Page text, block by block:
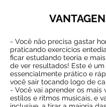
- Você não precisa gastar
praticando exercícios
ficar estudando teoria e
de ver resultados! Este é
essencialmente prático e
você sair tocando logo de
- Você vai aprender os mais
estilos e ritmos musicais, e